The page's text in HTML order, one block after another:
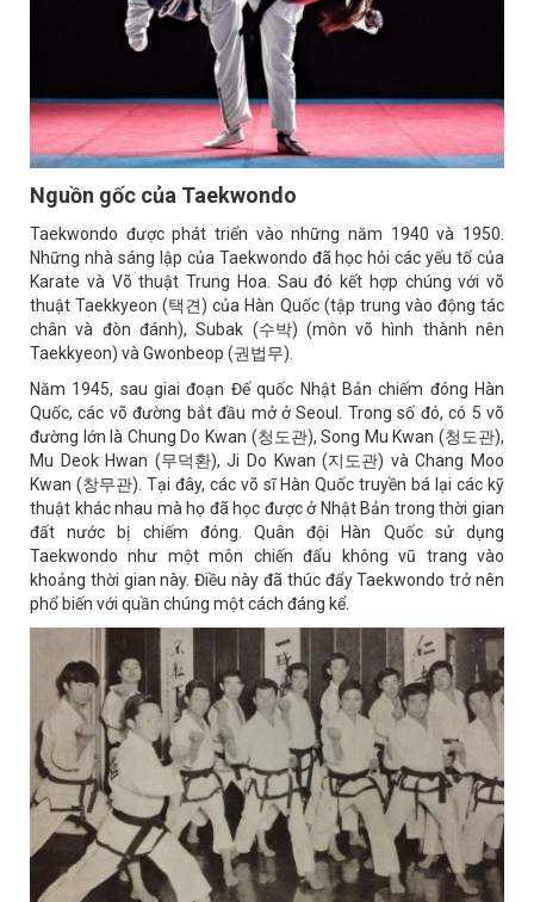
Nguồn gốc của Taekwondo
Taekwondo được phát triển vào những năm 1940 và 1950.
Những nhà sáng lập của Taekwondo đã học hỏi các yếu tố của
Karate và Võ thuật Trung Hoa. Sau đó kết hợp chúng với võ
thuật Taekkyeon (택견) của Hàn Quốc (tập trung vào động tác
chân và đòn đánh), Subak (수박) (môn võ hình thành nên
Taekkyeon) và Gwonbeop (권법무).
Năm 1945, sau giai đoạn Đế quốc Nhật Bản chiếm đóng Hàn
Quốc, các võ đường bắt đầu mở ở Seoul. Trong số đó, có 5 võ
đường lớn là Chung Do Kwan (청도관), Song Mu Kwan (청도관),
Mu Deok Hwan (무덕환), Ji Do Kwan (지도관) và Chang Moo
Kwan (창무관). Tại đây, các võ sĩ Hàn Quốc truyền bá lại các kỹ
thuật khác nhau mà họ đã học được ở Nhật Bản trong thời gian
đất nước bị chiếm đóng. Quân đội Hàn Quốc sử dụng
Taekwondo như một môn chiến đấu không vũ trang vào
khoảng thời gian này. Điều này đã thúc đẩy Taekwondo trở nên
phổ biến với quần chúng một cách đáng kể.